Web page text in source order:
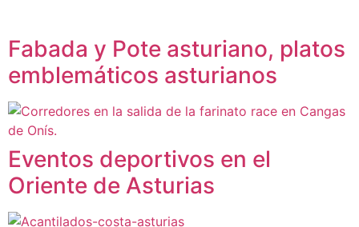
Fabada y Pote asturiano, platos
emblemáticos asturianos
Eventos deportivos en el
Oriente de Asturias